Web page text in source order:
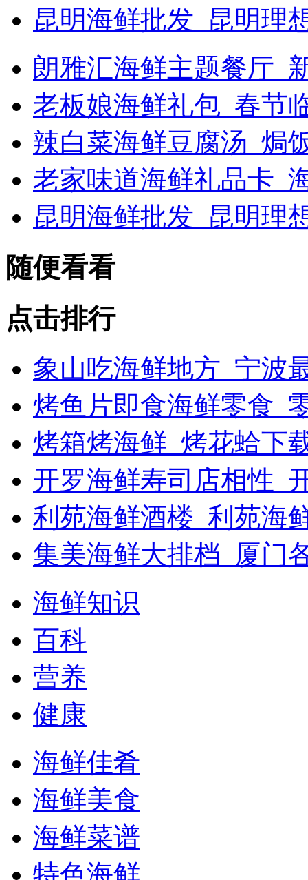
昆明海鲜批发_昆明理
朗雅汇海鲜主题餐厅_
老板娘海鲜礼包_春节
辣白菜海鲜豆腐汤_焗
老家味道海鲜礼品卡_
昆明海鲜批发_昆明理
随便看看
点击排行
象山吃海鲜地方_宁波
烤鱼片即食海鲜零食_
烤箱烤海鲜_烤花蛤下
开罗海鲜寿司店相性_
利苑海鲜酒楼_利苑海
集美海鲜大排档_厦门
海鲜知识
百科
营养
健康
海鲜佳肴
海鲜美食
海鲜菜谱